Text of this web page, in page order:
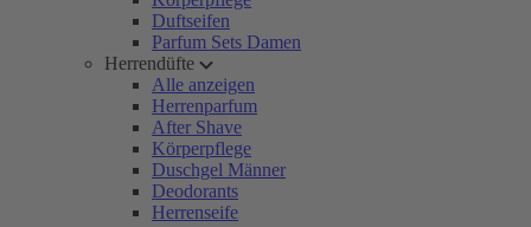
Duftseifen
Parfum Sets Damen
Herrendüfte
Alle anzeigen
Herrenparfum
After Shave
Körperpflege
Duschgel Männer
Deodorants
Herrenseife